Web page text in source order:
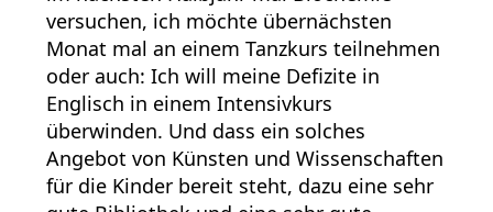
versuchen, ich möchte übernächsten
Monat mal an einem Tanzkurs teilnehmen
oder auch: Ich will meine Defizite in
Englisch in einem Intensivkurs
überwinden. Und dass ein solches
Angebot von Künsten und Wissenschaften
für die Kinder bereit steht, dazu eine sehr